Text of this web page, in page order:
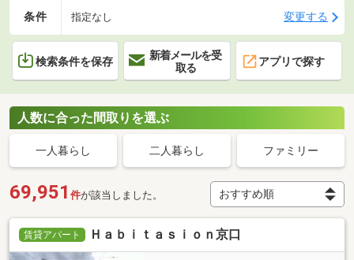
条件 指定なし 変更する
検索条件を保存
新着メールを受
取る
アプリで探す
人数に合った間取りを選ぶ
一人暮らし 二人暮らし ファミリー
69,951 件が該当しました。
賃貸アパート Ｈａｂｉｔａｓｉｏｎ京口